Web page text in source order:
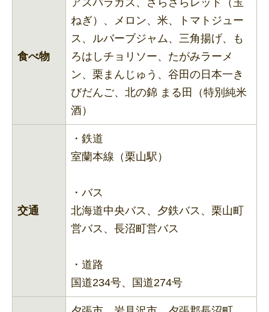
食べ物
ねぎ）、メロン、米、トマトジュー
ス、ルバーブジャム、三角揚げ、も
ろはしチョリソー、たがみラーメ
ン、栗まんじゅう、谷田の日本一き
びだんご、北の錦 まる田（特別純米
酒）
交通
・鉄道
室蘭本線（栗山駅）
・バス
北海道中央バス、夕鉄バス、栗山町
営バス、長沼町営バス
・道路
国道234号、国道274号